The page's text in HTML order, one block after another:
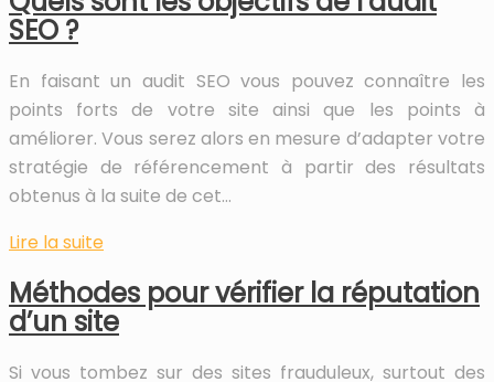
SEO ?
En faisant un audit SEO vous pouvez connaître les
points forts de votre site ainsi que les points à
améliorer. Vous serez alors en mesure d’adapter votre
stratégie de référencement à partir des résultats
obtenus à la suite de cet…
Lire la suite
Méthodes pour vérifier la réputation
d’un site
Si vous tombez sur des sites frauduleux, surtout des